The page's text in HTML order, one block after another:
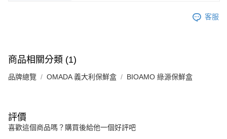
客服
商品相關分類 (1)
品牌總覽 OMADA 義大利保鮮盒 BIOAMO 綠源保鮮盒
評價
喜歡這個商品嗎？購買後給他一個好評吧